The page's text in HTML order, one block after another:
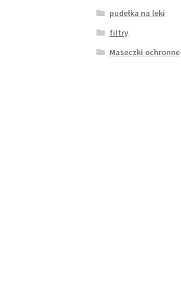
pudełka na leki
filtry
Maseczki ochronne